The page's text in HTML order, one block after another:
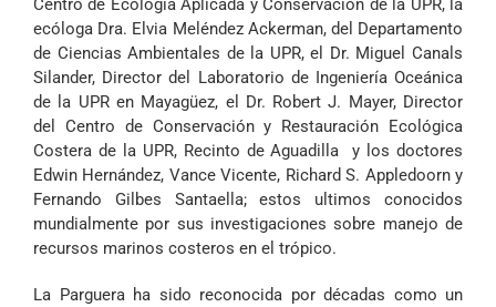
Centro de Ecología Aplicada y Conservación de la UPR, la
ecóloga Dra. Elvia Meléndez Ackerman, del Departamento
de Ciencias Ambientales de la UPR, el Dr. Miguel Canals
Silander, Director del Laboratorio de Ingeniería Oceánica
de la UPR en Mayagüez, el Dr. Robert J. Mayer, Director
del Centro de Conservación y Restauración Ecológica
Costera de la UPR, Recinto de Aguadilla y los doctores
Edwin Hernández, Vance Vicente, Richard S. Appledoorn y
Fernando Gilbes Santaella; estos ultimos conocidos
mundialmente por sus investigaciones sobre manejo de
recursos marinos costeros en el trópico.
La Parguera ha sido reconocida por décadas como un